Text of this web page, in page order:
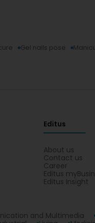
Gel nails pose
Editus
About us
Contact us
Career
Editus
Editus Insight
and Multimedia